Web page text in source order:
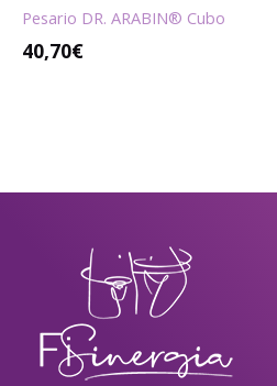
Pesario DR. ARABIN® Cubo
40,70€